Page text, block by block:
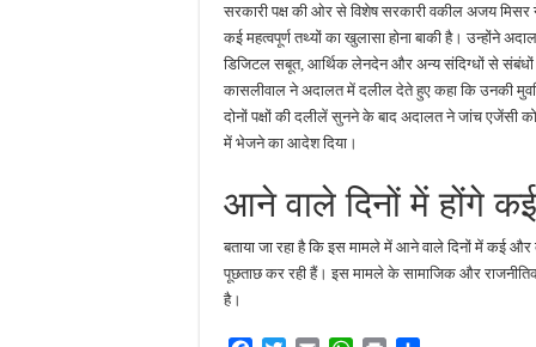
सरकारी पक्ष की ओर से विशेष सरकारी वकील अजय
कई महत्वपूर्ण तथ्यों का खुलासा होना बाकी है। उन्होंने
डिजिटल सबूत, आर्थिक लेनदेन और अन्य संदिग्धों से
कासलीवाल ने अदालत में दलील देते हुए कहा कि उनकी
दोनों पक्षों की दलीलें सुनने के बाद अदालत ने जांच एजेंसी
में भेजने का आदेश दिया।
आने वाले दिनों में होंगे
बताया जा रहा है कि इस मामले में आने वाले दिनों में कई
पूछताछ कर रही हैं। इस मामले के सामाजिक और
है।